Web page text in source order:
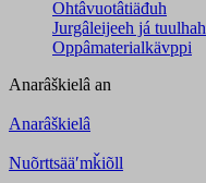
Ohtâvuotâtiäđuh
Jurgâleijeeh já tuulhah
Oppâmaterialkävppi
Anarâškielâ an
Anarâškielâ
Nuõrttsääʹmǩiõll